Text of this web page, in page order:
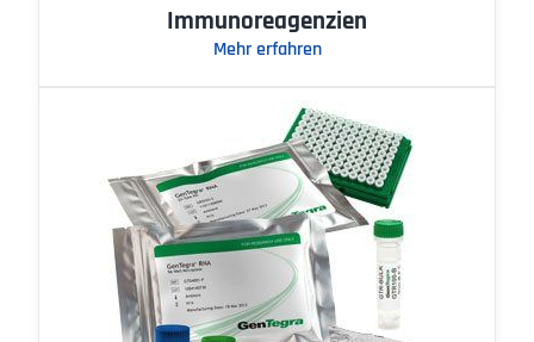
Immunoreagenzien
Mehr erfahren